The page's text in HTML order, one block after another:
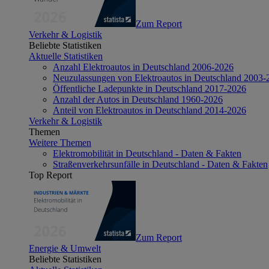
Zum Report
Verkehr & Logistik
Beliebte Statistiken
Aktuelle Statistiken
Anzahl Elektroautos in Deutschland 2006-2026
Neuzulassungen von Elektroautos in Deutschland 2003-
Öffentliche Ladepunkte in Deutschland 2017-2026
Anzahl der Autos in Deutschland 1960-2026
Anteil von Elektroautos in Deutschland 2014-2026
Verkehr & Logistik
Themen
Weitere Themen
Elektromobilität in Deutschland - Daten & Fakten
Straßenverkehrsunfälle in Deutschland - Daten & Fakten
Top Report
Zum Report
Energie & Umwelt
Beliebte Statistiken